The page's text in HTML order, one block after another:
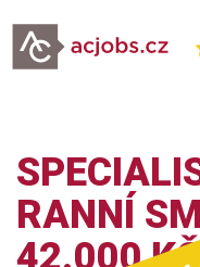
RANNÍ
42.000